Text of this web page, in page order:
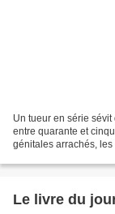
Un tueur en série
entre quarante et
génitales arrachés,
Le livre du